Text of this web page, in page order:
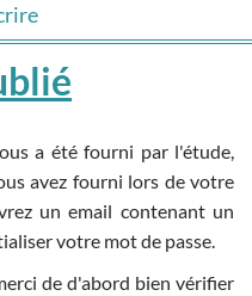
a été fourni par l'étude,
avez fourni lors de votre
un email contenant un
votre mot de passe.
de d'abord bien vérifier